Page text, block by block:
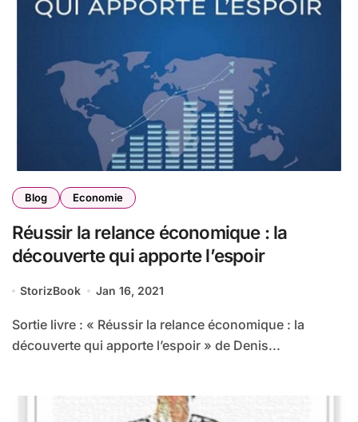
Blog Economie
Réussir la relance économique : la
découverte qui apporte l’espoir
StorizBook Jan 16, 2021
Sortie livre : « Réussir la relance économique : la
découverte qui apporte l’espoir » de Denis...